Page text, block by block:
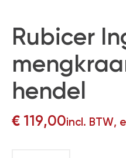
Rubicer
hendel
€ 119,00incl. BTW,